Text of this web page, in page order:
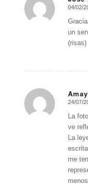
Dice:
04/02/
un
(risas)
Dice:
24/07/
La
ve
La
me